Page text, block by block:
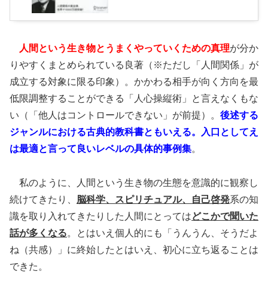
人間という生き物とうまくやっていくための真理が分か
りやすくまとめられている良著（※ただし「人間関係」が
成立する対象に限る印象）。かかわる相手が向く方向を最
低限調整することができる「人心操縦術」と言えなくもな
い（「他人はコントロールできない」が前提）。 後述する
ジャンルにおける古典的教科書ともいえる。入口としてえ
は最適と言って良いレベルの具体的事例集。
私のように、人間という生き物の生態を意識的に観察し
続けてきたり、 脳科学、スピリチュアル、自己啓発系の知
識を取り入れてきたりした人間にとってはどこかで聞いた
話が多くなる。とはいえ個人的にも「うんうん、そうだよ
ね（共感）」に終始したとはいえ、初心に立ち返ることは
できた。